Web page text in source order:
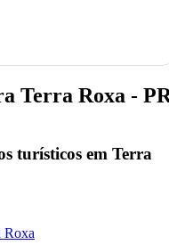
Terra Roxa -
turísticos em Terra
Roxa